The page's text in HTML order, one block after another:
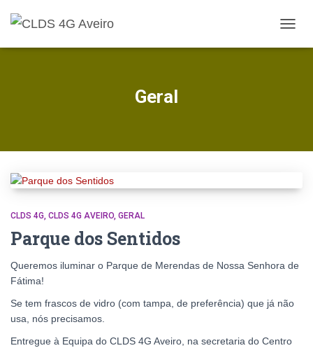
A
Geral
CLDS 4G CLDS 4G AVEIRO GERAL
Parque dos Sentidos
Queremos iluminar o Parque de Merendas de Nossa Senhora de
Fátima!
Se tem frascos de vidro (com tampa, de preferência) que já não
usa, nós precisamos.
Entregue à Equipa do CLDS 4G Aveiro, na secretaria do Centro